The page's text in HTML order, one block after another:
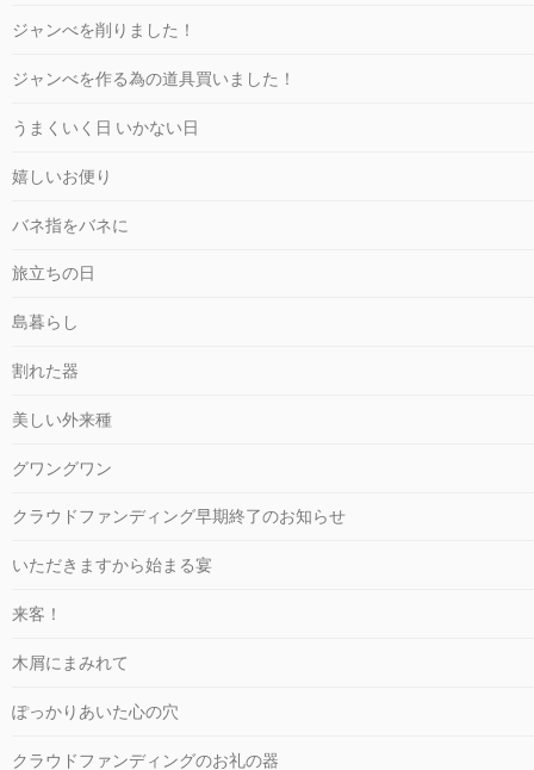
ジャンべを削りました！
ジャンべを作る為の道具買いました！
うまくいく日 いかない日
嬉しいお便り
バネ指をバネに
旅立ちの日
島暮らし
割れた器
美しい外来種
グワングワン
クラウドファンディング早期終了のお知らせ
いただきますから始まる宴
来客！
木屑にまみれて
ぽっかりあいた心の穴
クラウドファンディングのお礼の器